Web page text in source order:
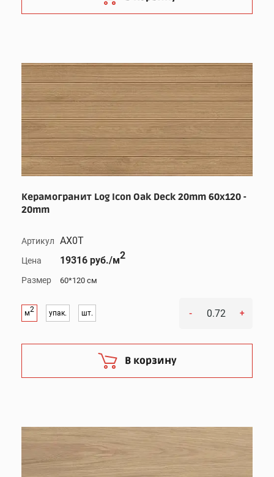
Керамогранит Log Icon Oak Deck 20mm 60x120 -
20mm
Артикул AX0T
Цена 19316 руб./м2
Размер 60*120 см
м2 упак. шт. - +
В корзину